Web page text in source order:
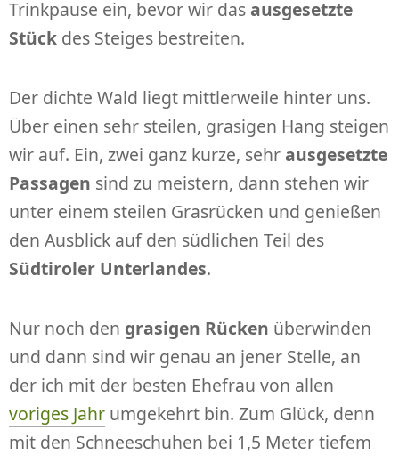
Trinkpause ein, bevor wir dasausgesetzte
Stück des Steiges bestreiten.
Der dichte Wald liegt mittlerweile hinter uns.
Über einen sehr steilen, grasigen Hang steigen
wir auf. Ein, zwei ganz kurze, sehrausgesetzte
Passagen sind zu meistern, dann stehen wir
unter einem steilen Grasrücken und genießen
den Ausblick auf den südlichen Teil des
Südtiroler Unterlandes.
Nur noch den grasigen Rücken überwinden
und dann sind wir genau an jener Stelle, an
der ich mit der besten Ehefrau von allen
voriges Jahr umgekehrt bin. Zum Glück, denn
mit den Schneeschuhen bei 1,5 Meter tiefem